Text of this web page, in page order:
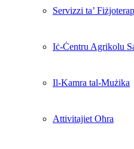
Servizzi ta’
Iċ-Ċentru Agrikolu
Il-Kamra tal-Mużika
Attivitajiet Oħra